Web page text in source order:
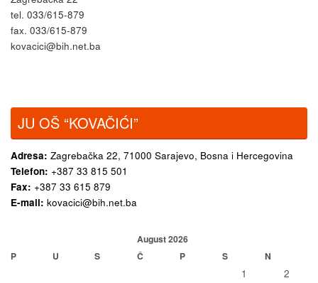
tel. 033/615-879
fax. 033/615-879
kovacici@bih.net.ba
JU OŠ “KOVAČIĆI”
Adresa: Zagrebačka 22, 71000 Sarajevo, Bosna i Hercegovina
Telefon: +387 33 815 501
Fax: +387 33 615 879
E-mail: kovacici@bih.net.ba
August 2026
P
U S Č P S N
1
2